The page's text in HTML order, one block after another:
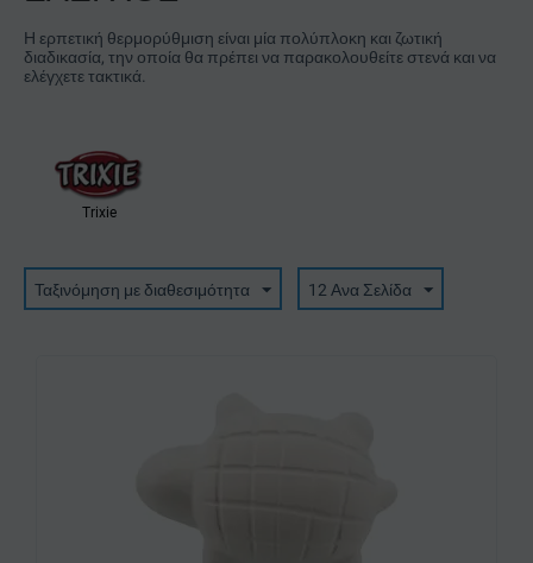
Η ερπετική θερμορύθμιση είναι μία πολύπλοκη και ζωτική
διαδικασία, την οποία θα πρέπει να παρακολουθείτε στενά και να
ελέγχετε τακτικά.
Trixie
Ταξινόμηση με διαθεσιμότητα 12 Ανα Σελίδα